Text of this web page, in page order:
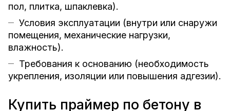
пол, плитка, шпаклевка).
Условия эксплуатации (внутри или снаружи
помещения, механические нагрузки,
влажность).
Требования к основанию (необходимость
укрепления, изоляции или повышения адгезии).
Купить праймер по бетону в